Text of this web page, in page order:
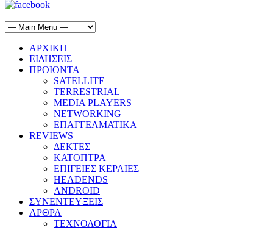
ΑΡΧΙΚΗ
ΕΙΔΗΣΕΙΣ
ΠΡΟΙΟΝΤΑ
SATELLITE
TERRESTRIAL
MEDIA PLAYERS
NETWORKING
ΕΠΑΓΓΕΛΜΑΤΙΚΑ
REVIEWS
ΔΕΚΤΕΣ
ΚΑΤΟΠΤΡΑ
ΕΠΙΓΕΙΕΣ ΚΕΡΑΙΕΣ
HEADENDS
ANDROID
ΣΥΝΕΝΤΕΥΞΕΙΣ
ΑΡΘΡΑ
ΤΕΧΝΟΛΟΓΙΑ